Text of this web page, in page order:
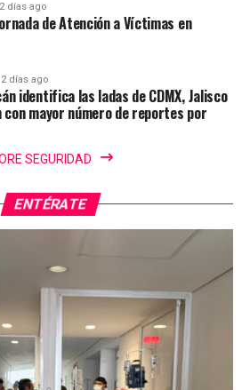
2 días ago
de Atención a Víctimas en
2 días ago
identifica las ladas de CDMX, Jalisco
con mayor número de reportes por
SEGURIDAD
ENTÉRATE